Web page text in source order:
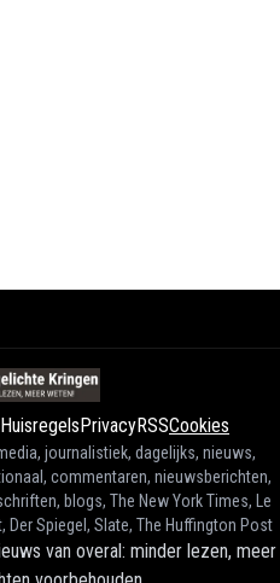
HuisregelsPrivacyRSSCookies
journalistiek, dagelijks, nieuws,
commentaren, nieuwsberichten,
blogs, The New York Times, Le
Der Spiegel, Slate, The Huffington Post
van overal: minder lezen, meer